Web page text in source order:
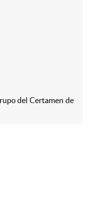
del Certamen de